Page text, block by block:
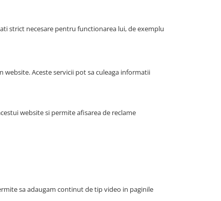
strict necesare pentru functionarea lui, de exemplu
Aceste servicii pot sa culeaga informatii
website si permite afisarea de reclame
sa adaugam continut de tip video in paginile